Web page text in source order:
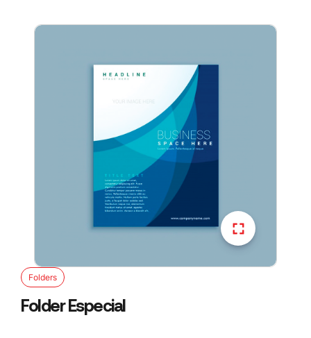
Folders
Folder Especial